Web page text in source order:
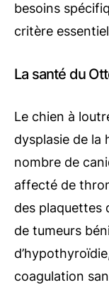
besoins
critère
La santé du
Le chien à
dysplasie de la
nombre de
affecté de
des plaquettes
de tumeurs
coagulation